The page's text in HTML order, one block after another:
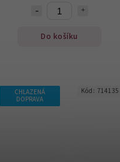
Do košíku
CHLAZENÁ
DOPRAVA
Kód: 714135